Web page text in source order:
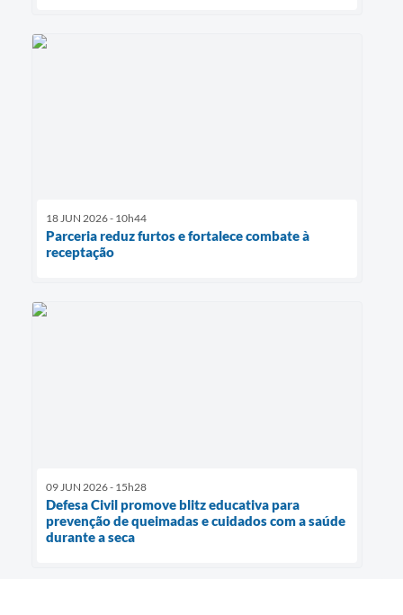
18 JUN 2026 - 10h44
Parceria reduz furtos e fortalece combate à
receptação
09 JUN 2026 - 15h28
Defesa Civil promove blitz educativa para
prevenção de queimadas e cuidados com a saúde
durante a seca